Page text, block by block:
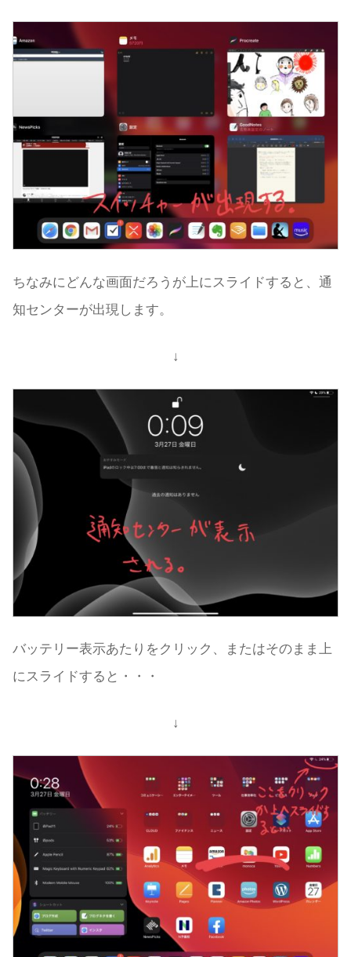
ちなみにどんな画面だろうが上にスライドすると、通
知センターが出現します。
↓
バッテリー表示あたりをクリック、またはそのまま上
にスライドすると・・・
↓